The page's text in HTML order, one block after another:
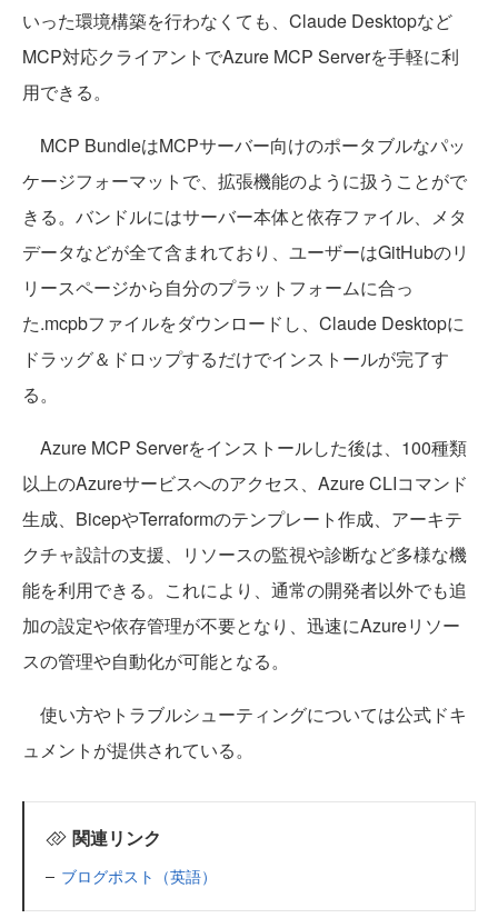
いった環境構築を行わなくても、Claude Desktopなど
MCP対応クライアントでAzure MCP Serverを手軽に利
用できる。
MCP BundleはMCPサーバー向けのポータブルなパッ
ケージフォーマットで、拡張機能のように扱うことがで
きる。バンドルにはサーバー本体と依存ファイル、メタ
データなどが全て含まれており、ユーザーはGitHubのリ
リースページから自分のプラットフォームに合っ
た.mcpbファイルをダウンロードし、Claude Desktopに
ドラッグ＆ドロップするだけでインストールが完了す
る。
Azure MCP Serverをインストールした後は、100種類
以上のAzureサービスへのアクセス、Azure CLIコマンド
生成、BicepやTerraformのテンプレート作成、アーキテ
クチャ設計の支援、リソースの監視や診断など多様な機
能を利用できる。これにより、通常の開発者以外でも追
加の設定や依存管理が不要となり、迅速にAzureリソー
スの管理や自動化が可能となる。
使い方やトラブルシューティングについては公式ドキ
ュメントが提供されている。
関連リンク
ブログポスト（英語）